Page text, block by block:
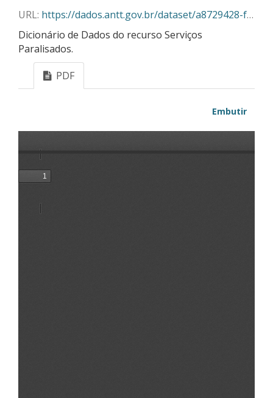
URL: https://dados.antt.gov.br/dataset/a8729428-f382-430c-abe5-6e5f85aa9a03/resource/0bf8f01a-549d-488d-b6c3-cbfea24e2339/download/servicos_paralisados_dicionario_dados_v2.pdf
Dicionário de Dados do recurso Serviços
Paralisados.
PDF
Embutir